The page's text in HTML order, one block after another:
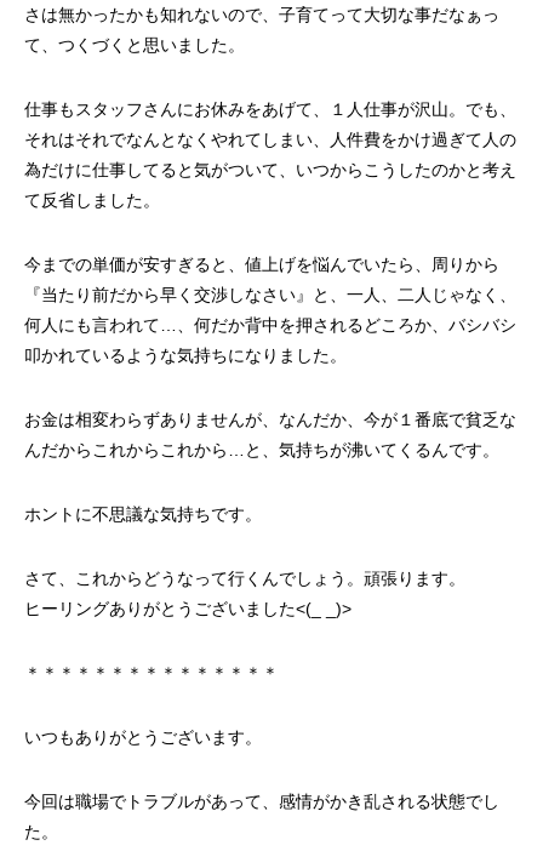
さは無かったかも知れないので、子育てって大切な事だなぁっ
て、つくづくと思いました。
仕事もスタッフさんにお休みをあげて、１人仕事が沢山。でも、
それはそれでなんとなくやれてしまい、人件費をかけ過ぎて人の
為だけに仕事してると気がついて、いつからこうしたのかと考え
て反省しました。
今までの単価が安すぎると、値上げを悩んでいたら、周りから
『当たり前だから早く交渉しなさい』と、一人、二人じゃなく、
何人にも言われて…、何だか背中を押されるどころか、バシバシ
叩かれているような気持ちになりました。
お金は相変わらずありませんが、なんだか、今が１番底で貧乏な
んだからこれからこれから…と、気持ちが沸いてくるんです。
ホントに不思議な気持ちです。
さて、これからどうなって行くんでしょう。頑張ります。
ヒーリングありがとうございました<(_ _)>
＊＊＊＊＊＊＊＊＊＊＊＊＊＊＊
いつもありがとうございます。
今回は職場でトラブルがあって、感情がかき乱される状態でし
た。